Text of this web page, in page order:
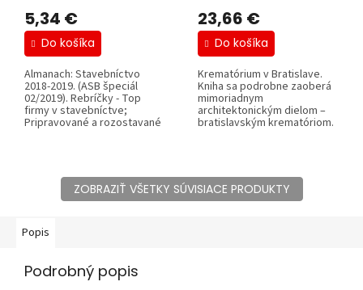
5,34 €
Do košíka
Almanach: Stavebníctvo
2018-2019. (ASB špeciál
02/2019). Rebríčky - Top
firmy v stavebníctve;
Pripravované a rozostavané
23,66 €
Do košíka
Krematórium v Bratislave.
Kniha sa podrobne zaoberá
mimoriadnym
architektonickým dielom –
bratislavským krematóriom.
ZOBRAZIŤ VŠETKY SÚVISIACE PRODUKTY
Popis
Podrobný popis